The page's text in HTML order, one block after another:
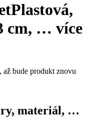
Plastová,
cm, … více
až bude produkt znovu
materiál, …